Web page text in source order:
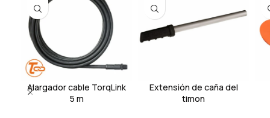
Alargador cable TorqLink
5 m
Extensión de caña del
timon